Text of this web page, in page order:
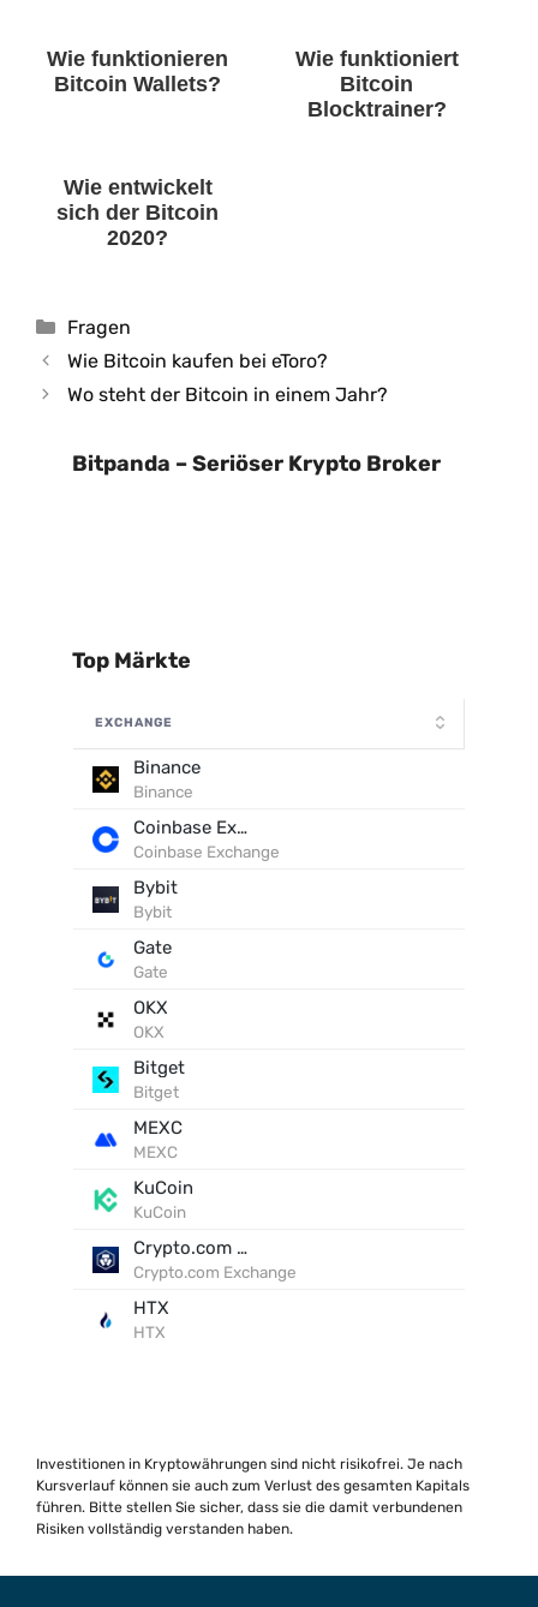
Wie funktionieren
Bitcoin Wallets?
Wie funktioniert
Bitcoin
Blocktrainer?
Wie entwickelt
sich der Bitcoin
2020?
Kategorien
Fragen
Wie Bitcoin kaufen bei eToro?
Wo steht der Bitcoin in einem Jahr?
Bitpanda – Seriöser Krypto Broker
Top Märkte
EXCHANGE
Binance
Binance
Coinbase Exchange
Coinbase Exchange
Bybit
Bybit
Gate
Gate
OKX
OKX
Bitget
Bitget
MEXC
MEXC
KuCoin
KuCoin
Crypto.com Exchange
Crypto.com Exchange
HTX
HTX
Investitionen in Kryptowährungen sind nicht risikofrei. Je nach
Kursverlauf können sie auch zum Verlust des gesamten Kapitals
führen. Bitte stellen Sie sicher, dass sie die damit verbundenen
Risiken vollständig verstanden haben.